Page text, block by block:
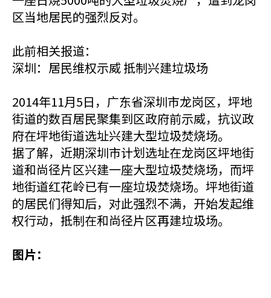
区当地居民的强烈反对。
此前相关报道：
深圳：居民维权示威 抵制兴建垃圾场
2014年11月5日，广东省深圳市龙岗区，坪地
街道的数百居民聚集到区政府前示威，抗议政
府在坪地街道选址兴建大型垃圾焚烧场。
据了解，近期深圳市计划选址在龙岗区坪地街
道和尚径片区兴建一座大型垃圾焚烧场，而坪
地街道红花岭已有一座垃圾焚烧场。坪地街道
的居民们得知后，对此强烈不满，开始发起维
权行动，抵制在和尚径片区再建垃圾场。
图片：